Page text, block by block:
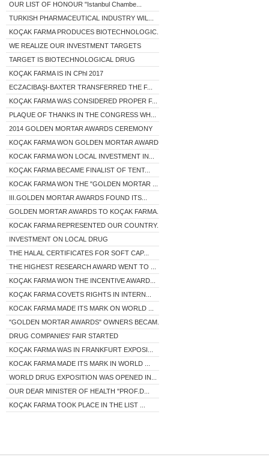
OUR LIST OF HONOUR "Istanbul Chambe...
TURKISH PHARMACEUTICAL INDUSTRY WIL...
KOÇAK FARMA PRODUCES BIOTECHNOLOGIC...
WE REALIZE OUR INVESTMENT TARGETS
TARGET IS BIOTECHNOLOGICAL DRUG
KOÇAK FARMA IS IN CPhl 2017
ECZACIBAŞI-BAXTER TRANSFERRED THE F...
KOÇAK FARMA WAS CONSIDERED PROPER F...
PLAQUE OF THANKS IN THE CONGRESS WH...
2014 GOLDEN MORTAR AWARDS CEREMONY
KOÇAK FARMA WON GOLDEN MORTAR AWARD...
KOCAK FARMA WON LOCAL INVESTMENT IN...
KOÇAK FARMA BECAME FINALIST OF TENT...
KOCAK FARMA WON THE "GOLDEN MORTAR ...
III.GOLDEN MORTAR AWARDS FOUND ITS...
GOLDEN MORTAR AWARDS TO KOÇAK FARMA...
KOCAK FARMA REPRESENTED OUR COUNTRY...
INVESTMENT ON LOCAL DRUG
THE HALAL CERTIFICATES FOR SOFT CAP...
THE HIGHEST RESEARCH AWARD WENT TO ...
KOÇAK FARMA WON THE INCENTIVE AWARD...
KOÇAK FARMA COVETS RIGHTS IN INTERN...
KOCAK FARMA MADE ITS MARK ON WORLD ...
"GOLDEN MORTAR AWARDS" OWNERS BECAM...
DRUG COMPANIES' FAIR STARTED
KOÇAK FARMA WAS IN FRANKFURT EXPOSI...
KOCAK FARMA MADE ITS MARK IN WORLD ...
WORLD DRUG EXPOSITION WAS OPENED IN...
OUR DEAR MINISTER OF HEALTH "PROF.D...
KOÇAK FARMA TOOK PLACE IN THE LIST ...